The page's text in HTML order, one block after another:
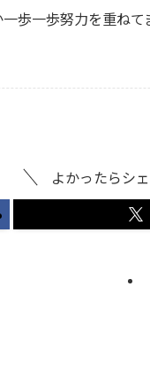
歩一歩努力を重ね
よかったらシ